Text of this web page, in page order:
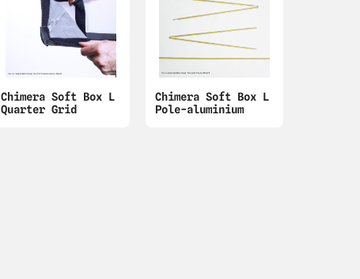
Chimera Soft Box L
Quarter Grid
Chimera Soft Box L
Pole-aluminium